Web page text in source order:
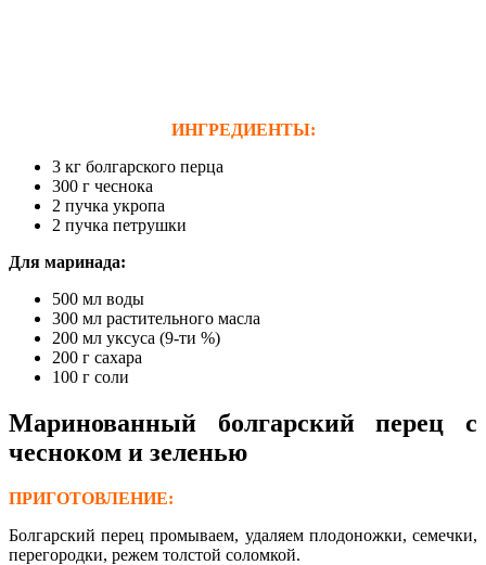
ИНГРЕДИЕНТЫ:
3 кг болгарского перца
300 г чеснока
2 пучка укропа
2 пучка петрушки
Для маринада:
500 мл воды
300 мл растительного масла
200 мл уксуса (9-ти %)
200 г сахара
100 г соли
Маринованный болгарский перец с
чесноком и зеленью
ПРИГОТОВЛЕНИЕ:
Болгарский перец промываем, удаляем плодоножки, семечки,
перегородки, режем толстой соломкой.